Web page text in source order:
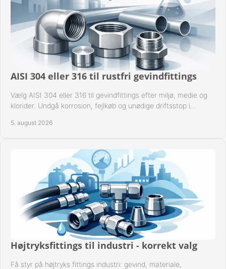
AISI 304 eller 316 til rustfri gevindfittings
Vælg AISI 304 eller 316 til gevindfittings efter miljø, medie og
klorider. Undgå korrosion, fejlkøb og unødige driftsstop i
5. august 2026
Højtryksfittings til industri - korrekt valg
Få styr på højtryks fittings industri: gevind, materiale,